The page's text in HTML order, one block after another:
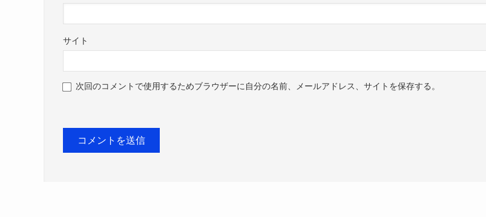
サイト
次回のコメントで使用するためブラウザーに自分の名前、メールアドレス、サイトを保存する。